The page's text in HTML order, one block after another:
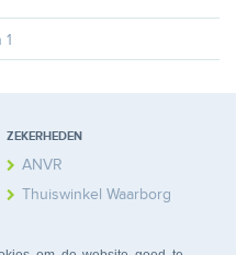
1
ZEKERHEDEN
ANVR
Thuiswinkel Waarborg